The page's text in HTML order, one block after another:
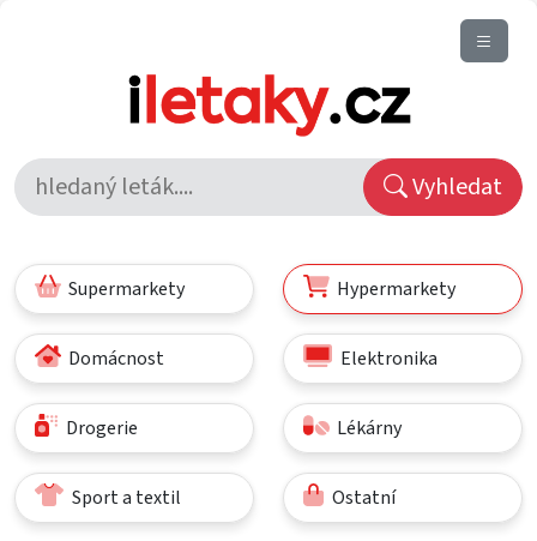
Vyhledat
Supermarkety Hypermarkety
Domácnost Elektronika
Drogerie Lékárny
Sport a textil Ostatní